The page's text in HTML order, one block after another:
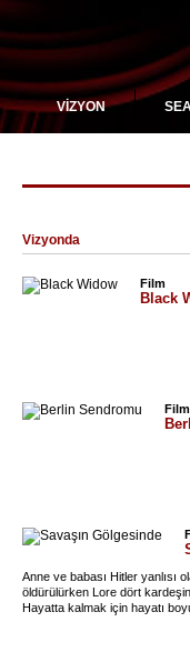
VİZYON
Vizyonda
Film
Black
Film
Anne ve babası Hitler yanlısı
öldürülürken Lore dört
Hayatta kalmak için hayatı